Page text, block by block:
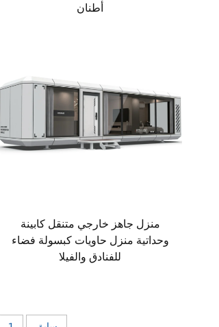
أطنان
منزل جاهز خارجي متنقل كابينة
وحداتية منزل حاويات كبسولة فضاء
للفنادق والفيلا